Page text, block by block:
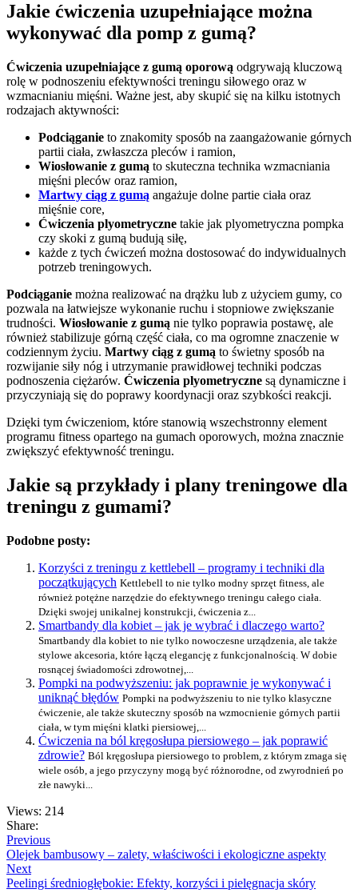
Jakie ćwiczenia uzupełniające można
wykonywać dla pomp z gumą?
Ćwiczenia uzupełniające z gumą oporową odgrywają kluczową
rolę w podnoszeniu efektywności treningu siłowego oraz w
wzmacnianiu mięśni. Ważne jest, aby skupić się na kilku istotnych
rodzajach aktywności:
Podciąganie to znakomity sposób na zaangażowanie górnych
partii ciała, zwłaszcza pleców i ramion,
Wiosłowanie z gumą to skuteczna technika wzmacniania
mięśni pleców oraz ramion,
Martwy ciąg z gumą angażuje dolne partie ciała oraz
mięśnie core,
Ćwiczenia plyometryczne takie jak plyometryczna pompka
czy skoki z gumą budują siłę,
każde z tych ćwiczeń można dostosować do indywidualnych
potrzeb treningowych.
Podciąganie można realizować na drążku lub z użyciem gumy, co
pozwala na łatwiejsze wykonanie ruchu i stopniowe zwiększanie
trudności. Wiosłowanie z gumą nie tylko poprawia postawę, ale
również stabilizuje górną część ciała, co ma ogromne znaczenie w
codziennym życiu. Martwy ciąg z gumą to świetny sposób na
rozwijanie siły nóg i utrzymanie prawidłowej techniki podczas
podnoszenia ciężarów. Ćwiczenia plyometryczne są dynamiczne i
przyczyniają się do poprawy koordynacji oraz szybkości reakcji.
Dzięki tym ćwiczeniom, które stanowią wszechstronny element
programu fitness opartego na gumach oporowych, można znacznie
zwiększyć efektywność treningu.
Jakie są przykłady i plany treningowe dla
treningu z gumami?
Podobne posty:
Korzyści z treningu z kettlebell – programy i techniki dla
początkujących Kettlebell to nie tylko modny sprzęt fitness, ale
również potężne narzędzie do efektywnego treningu całego ciała.
Dzięki swojej unikalnej konstrukcji, ćwiczenia z...
Smartbandy dla kobiet – jak je wybrać i dlaczego warto?
Smartbandy dla kobiet to nie tylko nowoczesne urządzenia, ale także
stylowe akcesoria, które łączą elegancję z funkcjonalnością. W dobie
rosnącej świadomości zdrowotnej,...
Pompki na podwyższeniu: jak poprawnie je wykonywać i
uniknąć błędów Pompki na podwyższeniu to nie tylko klasyczne
ćwiczenie, ale także skuteczny sposób na wzmocnienie górnych partii
ciała, w tym mięśni klatki piersiowej,...
Ćwiczenia na ból kręgosłupa piersiowego – jak poprawić
zdrowie? Ból kręgosłupa piersiowego to problem, z którym zmaga się
wiele osób, a jego przyczyny mogą być różnorodne, od zwyrodnień po
złe nawyki...
Views: 214
Share:
Previous
Olejek bambusowy – zalety, właściwości i ekologiczne aspekty
Next
Peelingi średniogłębokie: Efekty, korzyści i pielęgnacja skóry